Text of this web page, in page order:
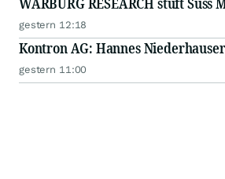
gestern 12:18
Kontron AG: Hannes
gestern 11:00